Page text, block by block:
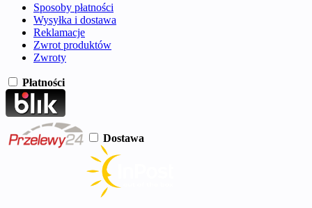
Sposoby płatności
Wysyłka i dostawa
Reklamacje
Zwrot produktów
Zwroty
Płatności
Dostawa